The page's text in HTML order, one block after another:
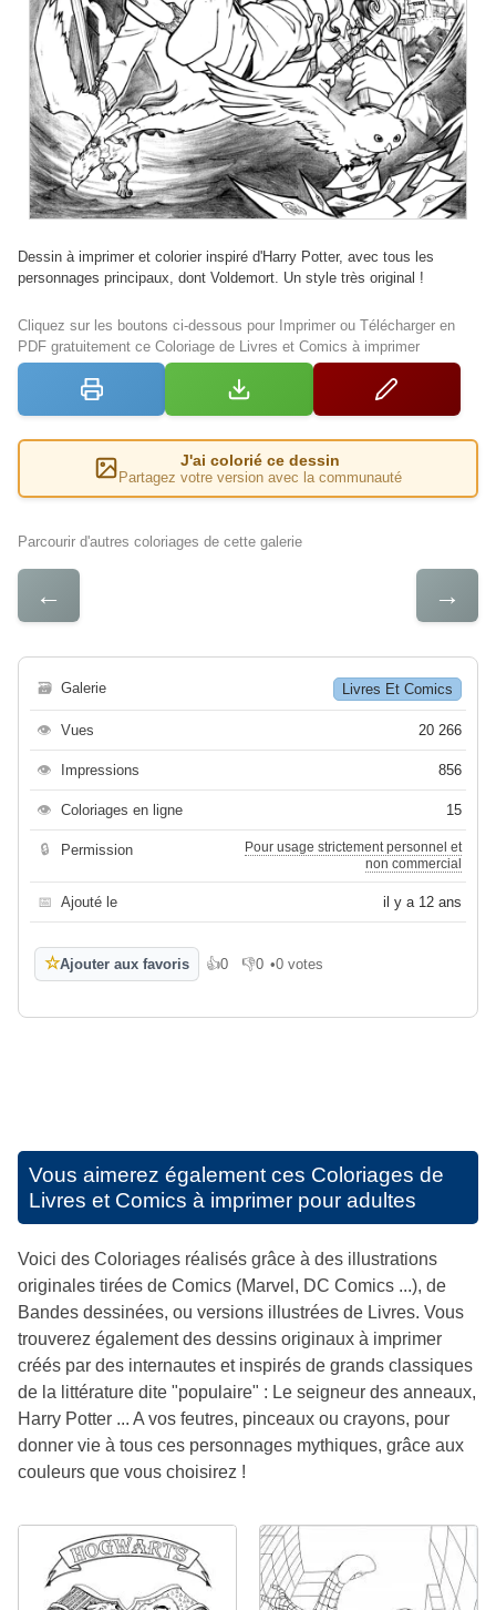
Dessin à imprimer et colorier inspiré d'Harry Potter, avec tous les
personnages principaux, dont Voldemort. Un style très original !
Cliquez sur les boutons ci-dessous pour Imprimer ou Télécharger en
PDF gratuitement ce Coloriage de Livres et Comics à imprimer
J'ai colorié ce dessin
Partagez votre version avec la communauté
Parcourir d'autres coloriages de cette galerie
← →
🗃 Galerie Livres Et Comics
👁 Vues 20 266
👁 Impressions 856
👁 Coloriages en ligne 15
🔒 Permission
Pour usage strictement personnel et
non commercial
📅 Ajouté le il y a 12 ans
☆Ajouter aux favoris 👍0
J'aime 👎0
Je n'aime pas
•0 votes
Vous aimerez également ces Coloriages de
Livres et Comics à imprimer pour adultes
Voici des Coloriages réalisés grâce à des illustrations
originales tirées de Comics (Marvel, DC Comics ...), de
Bandes dessinées, ou versions illustrées de Livres. Vous
trouverez également des dessins originaux à imprimer
créés par des internautes et inspirés de grands classiques
de la littérature dite "populaire" : Le seigneur des anneaux,
Harry Potter ... A vos feutres, pinceaux ou crayons, pour
donner vie à tous ces personnages mythiques, grâce aux
couleurs que vous choisirez !